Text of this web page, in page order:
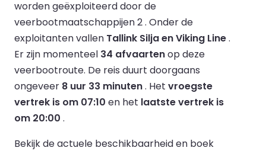
worden geëxploiteerd door de
veerbootmaatschappijen 2 . Onder de
exploitanten vallen Tallink Silja en Viking Line.
Er zijn momenteel 34 afvaartenop deze
veerbootroute. De reis duurt doorgaans
ongeveer 8 uur 33 minuten. Het vroegste
vertrek is om 07:10 en het laatste vertrek is
om 20:00 .
Bekijk de actuele beschikbaarheid en boek